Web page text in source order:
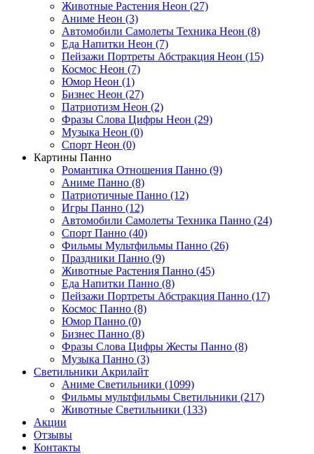
Животные Растения Неон (27)
Аниме Неон (3)
Автомобили Самолеты Техника Неон (8)
Еда Напитки Неон (7)
Пейзажи Портреты Абстракция Неон (15)
Космос Неон (7)
Юмор Неон (1)
Бизнес Неон (27)
Патриотизм Неон (2)
Фразы Слова Цифры Неон (29)
Музыка Неон (0)
Спорт Неон (0)
Картины Панно
Романтика Отношения Панно (9)
Аниме Панно (8)
Патриотичные Панно (12)
Игры Панно (12)
Автомобили Самолеты Техника Панно (24)
Спорт Панно (40)
Фильмы Мультфильмы Панно (26)
Праздники Панно (9)
Животные Растения Панно (45)
Еда Напитки Панно (8)
Пейзажи Портреты Абстракция Панно (17)
Космос Панно (8)
Юмор Панно (0)
Бизнес Панно (8)
Фразы Слова Цифры Жесты Панно (8)
Музыка Панно (3)
Светильники Акрилайт
Аниме Светильники (1099)
Фильмы мультфильмы Светильники (217)
Животные Светильники (133)
Акции
Отзывы
Контакты